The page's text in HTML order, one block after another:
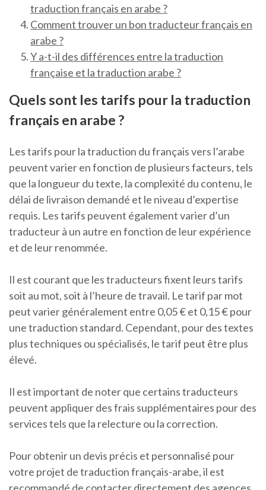
traduction français en arabe ?
Comment trouver un bon traducteur français en
arabe ?
Y a-t-il des différences entre la traduction
française et la traduction arabe ?
Quels sont les tarifs pour la traduction
français en arabe ?
Les tarifs pour la traduction du français vers l’arabe
peuvent varier en fonction de plusieurs facteurs, tels
que la longueur du texte, la complexité du contenu, le
délai de livraison demandé et le niveau d’expertise
requis. Les tarifs peuvent également varier d’un
traducteur à un autre en fonction de leur expérience
et de leur renommée.
Il est courant que les traducteurs fixent leurs tarifs
soit au mot, soit à l’heure de travail. Le tarif par mot
peut varier généralement entre 0,05 € et 0,15 € pour
une traduction standard. Cependant, pour des textes
plus techniques ou spécialisés, le tarif peut être plus
élevé.
Il est important de noter que certains traducteurs
peuvent appliquer des frais supplémentaires pour des
services tels que la relecture ou la correction.
Pour obtenir un devis précis et personnalisé pour
votre projet de traduction français-arabe, il est